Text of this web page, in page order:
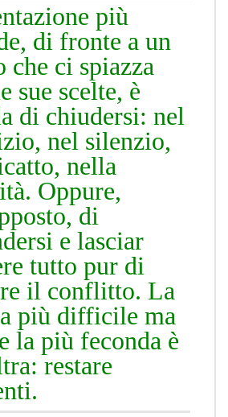
più
di fronte a un
ci spiazza
sue scelte, è
di chiudersi: nel
nel silenzio,
nella
Oppure,
di
e lasciar
tutto pur di
il conflitto. La
più difficile ma
la più feconda è
restare